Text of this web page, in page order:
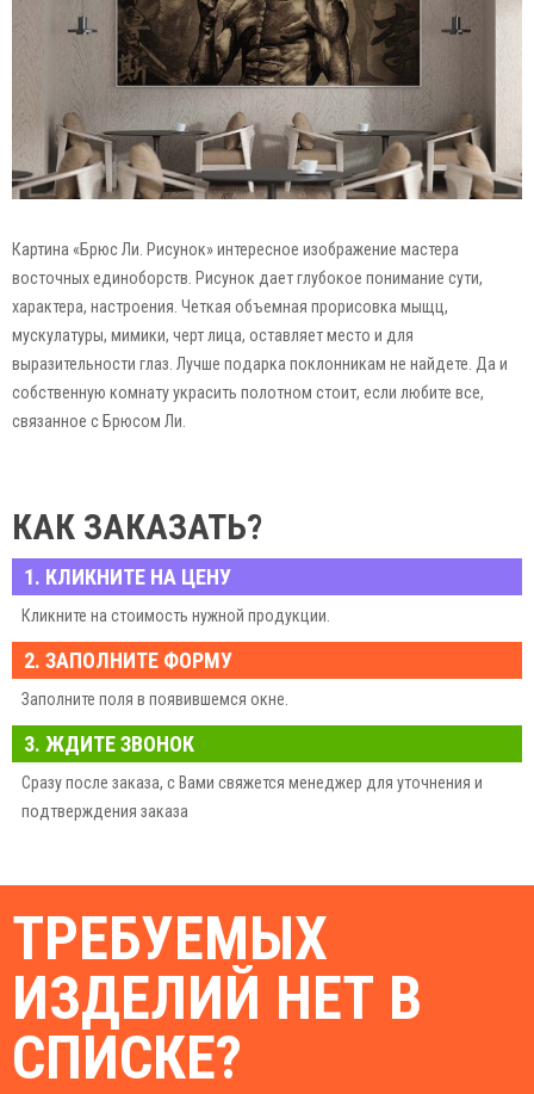
Картина «Брюс Ли. Рисунок» интересное изображение мастера
восточных единоборств. Рисунок дает глубокое понимание сути,
характера, настроения. Четкая объемная прорисовка мыщц,
мускулатуры, мимики, черт лица, оставляет место и для
выразительности глаз. Лучше подарка поклонникам не найдете. Да и
собственную комнату украсить полотном стоит, если любите все,
связанное с Брюсом Ли.
КАК ЗАКАЗАТЬ?
1. КЛИКНИТЕ НА ЦЕНУ
Кликните на стоимость нужной продукции.
2. ЗАПОЛНИТЕ ФОРМУ
Заполните поля в появившемся окне.
3. ЖДИТЕ ЗВОНОК
Сразу после заказа, с Вами свяжется менеджер для уточнения и
подтверждения заказа
ТРЕБУЕМЫХ
ИЗДЕЛИЙ НЕТ В
СПИСКЕ?